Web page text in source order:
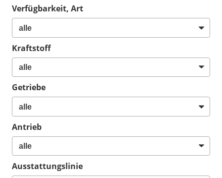
Verfügbarkeit, Art
Kraftstoff
Getriebe
Antrieb
Ausstattungslinie